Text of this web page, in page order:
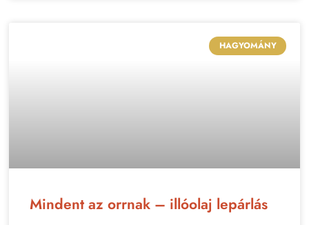
HAGYOMÁNY
Mindent az orrnak – illóolaj lepárlás